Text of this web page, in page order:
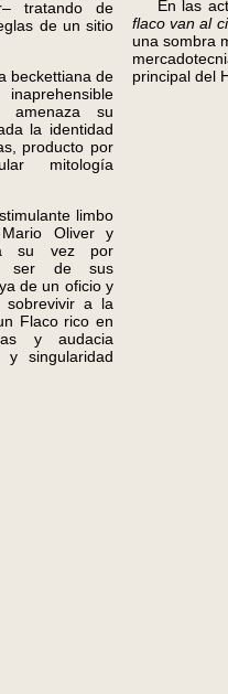
tratando de
de un sitio
beckettiana de
amenaza su
la identidad
producto por
mitología
limbo
Oliver y
a su vez por
ser de sus
de un oficio y
sobrevivir a la
Flaco rico en
y audacia
y singularidad
En las
flaco van al
una sombra
principal del